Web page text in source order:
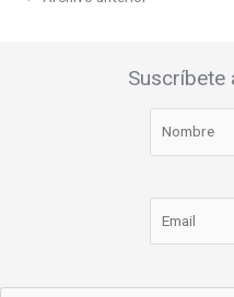
Suscríbete